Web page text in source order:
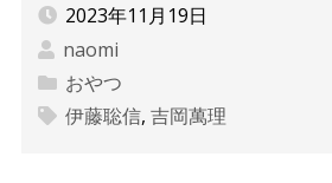
2023年11月19日
naomi
おやつ
伊藤聡信, 吉岡萬理